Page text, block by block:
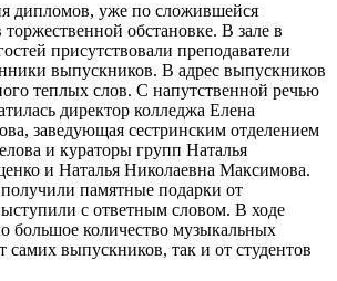
дипломов, уже по сложившейся
обстановке. В зале в
присутствовали преподаватели
выпускников. В адрес выпускников
теплых слов. С напутственной речью
директор колледжа Елена
заведующая сестринским отделением
и кураторы групп Наталья
и Наталья Николаевна Максимова.
памятные подарки от
с ответным словом. В ходе
большое количество музыкальных
самих выпускников, так и от студентов